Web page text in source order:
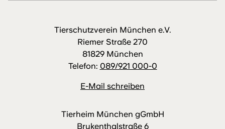
Tierschutzverein München e.V.
Riemer Straße 270
81829 München
Telefon: 089/921 000-0
E-Mail schreiben
Tierheim München gGmbH
Brukenthalstraße 6